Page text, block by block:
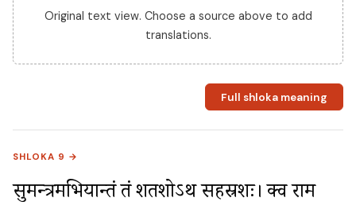
Original text view. Choose a source above to add
translations.
Full shloka meaning
SHLOKA 9 →
सुमन्त्रमभियान्तं तं शतशोऽथ सहस्रशः। क्व राम